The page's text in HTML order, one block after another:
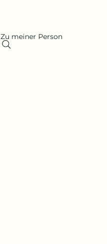
Zu meiner Person